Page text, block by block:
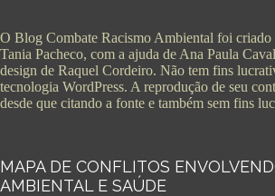
O Blog Combate Racismo Ambiental foi criado
Tania Pacheco, com a ajuda de Ana Paula
design de Raquel Cordeiro. Não tem fins
tecnologia WordPress. A reprodução de seu
desde que citando a fonte e também sem fins
MAPA DE CONFLITOS
AMBIENTAL E SAÚDE